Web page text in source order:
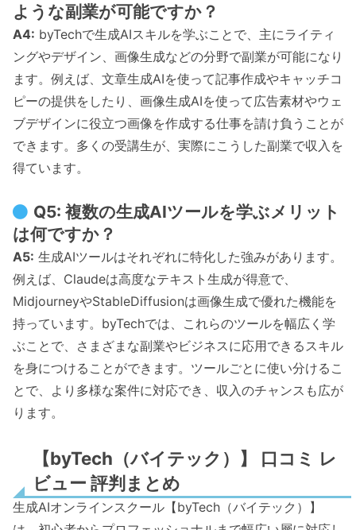
ような副業が可能ですか？
A4: byTechで生成AIスキルを学ぶことで、主にライティ
ングやデザイン、画像生成などの分野で副業が可能になり
ます。例えば、文章生成AIを使って記事作成やキャッチコ
ピーの提供をしたり、画像生成AIを使って広告素材やウェ
ブデザインに役立つ画像を作成する仕事を請け負うことが
できます。多くの受講生が、実際にこうした副業で収入を
得ています。
Q5: 複数の生成AIツールを学ぶメリット
は何ですか？
A5: 生成AIツールはそれぞれに特化した強みがあります。
例えば、Claudeは高度なテキスト生成が得意で、
MidjourneyやStableDiffusionは画像生成で優れた機能を
持っています。byTechでは、これらのツールを幅広く学
ぶことで、さまざまな副業やビジネスに応用できるスキル
を身につけることができます。ツールごとに使い分けるこ
とで、より多様な案件に対応でき、収入のチャンスも広が
ります。
【byTech（バイテック）】 口コミ レ
ビュー 評判まとめ
生成AIオンラインスクール【byTech（バイテック）】